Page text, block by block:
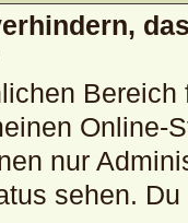
Online-
nur
sehen.